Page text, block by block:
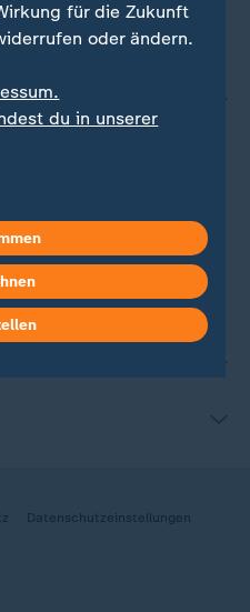
Datenschutzeinstellungen
für die Zukunft
oder ändern.
du in unserer